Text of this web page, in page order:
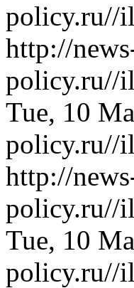
policy.ru//
http://
policy.ru//
Tue, 10
policy.ru//
http://
policy.ru//
Tue, 10
policy.ru//